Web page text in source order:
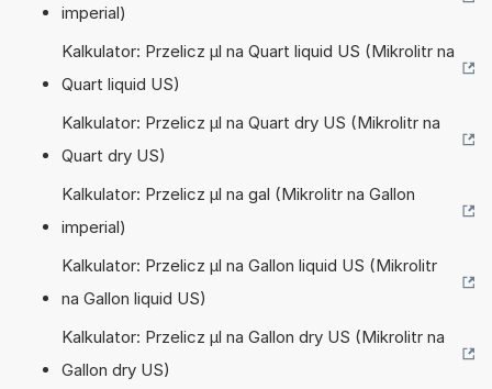
imperial)
Kalkulator: Przelicz µl na Quart liquid US (Mikrolitr na
Quart liquid US)
Kalkulator: Przelicz µl na Quart dry US (Mikrolitr na
Quart dry US)
Kalkulator: Przelicz µl na gal (Mikrolitr na Gallon
imperial)
Kalkulator: Przelicz µl na Gallon liquid US (Mikrolitr
na Gallon liquid US)
Kalkulator: Przelicz µl na Gallon dry US (Mikrolitr na
Gallon dry US)